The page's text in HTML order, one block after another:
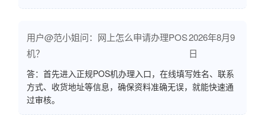
用户@范小姐问：网上怎么申请办理POS
机？
2026年8月9
日
答：首先进入正规POS机办理入口，在线填写姓名、联系
方式、收货地址等信息，确保资料准确无误，就能快速通
过审核。